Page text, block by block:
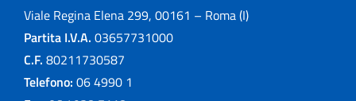
Viale Regina Elena 299, 00161 – Roma (I)
Partita I.V.A. 03657731000
C.F. 80211730587
Telefono: 06 4990 1